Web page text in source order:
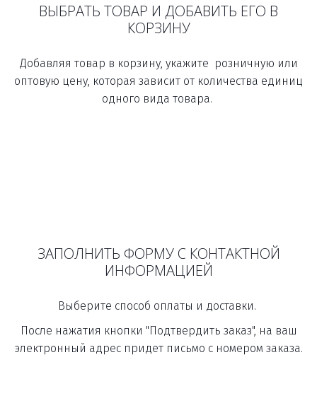
ВЫБРАТЬ ТОВАР И ДОБАВИТЬ ЕГО В
КОРЗИНУ
Добавляя товар в корзину, укажите розничную или
оптовую цену, которая зависит от количества единиц
одного вида товара.
ЗАПОЛНИТЬ ФОРМУ С КОНТАКТНОЙ
ИНФОРМАЦИЕЙ
Выберите способ оплаты и доставки.
После нажатия кнопки "Подтвердить заказ", на ваш
электронный адрес придет письмо с номером заказа.